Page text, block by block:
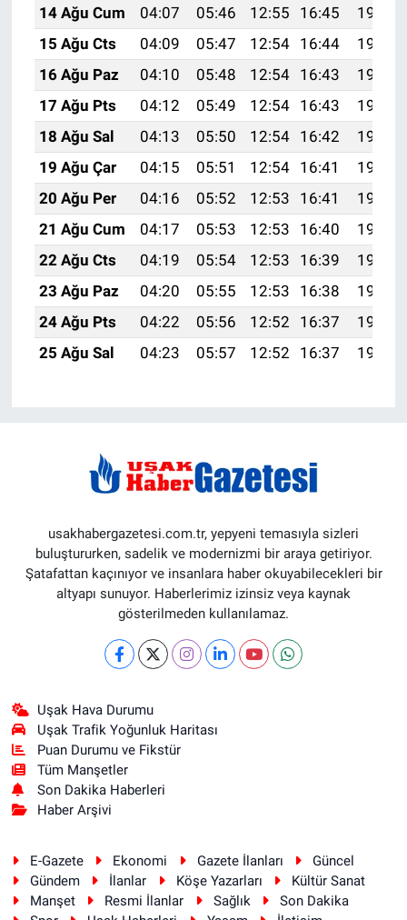
14 Ağu Cum
04:07 05:46 12:55 16:45
19:54
15 Ağu Cts
04:09 05:47 12:54 16:44
19:52
16 Ağu Paz
04:10 05:48 12:54 16:43
19:51
17 Ağu Pts
04:12 05:49 12:54 16:43
19:50
18 Ağu Sal
04:13 05:50 12:54 16:42
19:48
19 Ağu Çar
04:15 05:51 12:54 16:41
19:47
20 Ağu Per
04:16 05:52 12:53 16:41
19:45
21 Ağu Cum
04:17 05:53 12:53 16:40
19:44
22 Ağu Cts
04:19 05:54 12:53 16:39
19:42
23 Ağu Paz
04:20 05:55 12:53 16:38
19:41
24 Ağu Pts
04:22 05:56 12:52 16:37
19:39
25 Ağu Sal
04:23 05:57 12:52 16:37 19:38
usakhabergazetesi.com.tr, yepyeni temasıyla sizleri
buluştururken, sadelik ve modernizmi bir araya getiriyor.
Şatafattan kaçınıyor ve insanlara haber okuyabilecekleri bir
altyapı sunuyor. Haberlerimiz izinsiz veya kaynak
gösterilmeden kullanılamaz.
Uşak Hava Durumu
Uşak Trafik Yoğunluk Haritası
Puan Durumu ve Fikstür
Tüm Manşetler
Son Dakika Haberleri
Haber Arşivi
E-Gazete Ekonomi Gazete İlanları
Güncel
Gündem
İlanlar Köşe Yazarları
Kültür Sanat
Manşet
Resmi İlanlar Sağlık
Son Dakika